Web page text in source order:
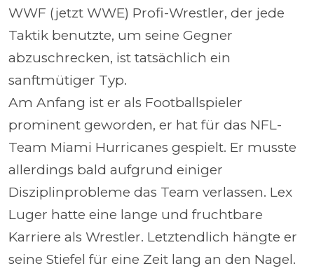
WWF (jetzt WWE) Profi-Wrestler, der jede
Taktik benutzte, um seine Gegner
abzuschrecken, ist tatsächlich ein
sanftmütiger Typ.
Am Anfang ist er als Footballspieler
prominent geworden, er hat für das NFL-
Team Miami Hurricanes gespielt. Er musste
allerdings bald aufgrund einiger
Disziplinprobleme das Team verlassen. Lex
Luger hatte eine lange und fruchtbare
Karriere als Wrestler. Letztendlich hängte er
seine Stiefel für eine Zeit lang an den Nagel.